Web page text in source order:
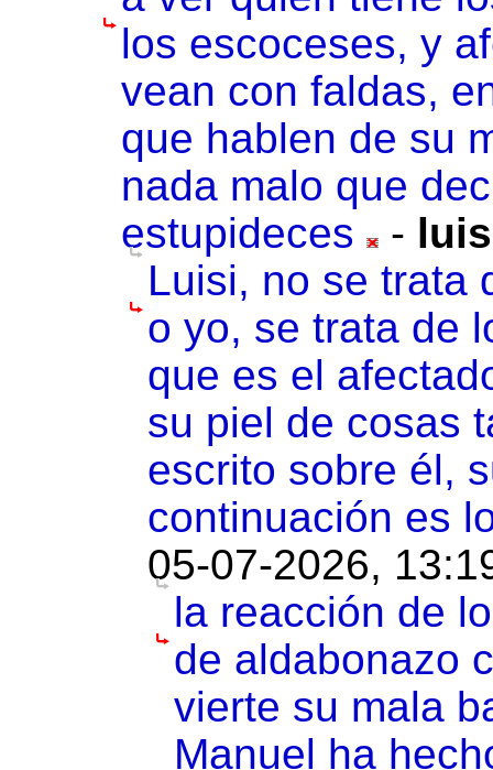
los escoceses, y
vean con faldas,
que hablen de su
nada malo que
estupideces
-
Luisi, no se trata
o yo, se trata de
que es el
su piel de cosas
escrito sobre él,
continuación es
05-07-2026,
la reacción de
de aldabonazo
vierte su mala
Manuel ha